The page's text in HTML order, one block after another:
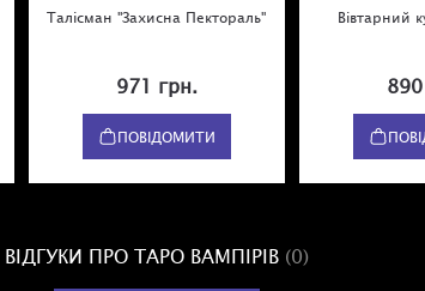
Талісман "Захисна Пектораль"
971 грн.
ПОВІДОМИТИ
Вівтарний
ВІДГУКИ ПРО ТАРО ВАМПІРІВ (0)